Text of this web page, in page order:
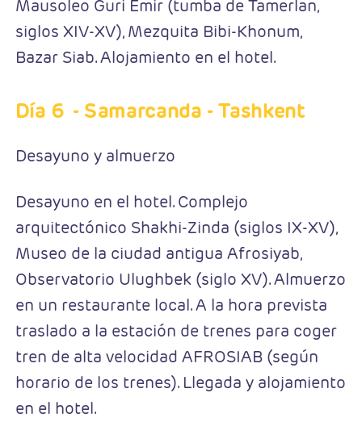
Mausoleo Guri Emir (tumba de Tamerlan,
siglos XIV-XV), Mezquita Bibi-Khonum,
Bazar Siab. Alojamiento en el hotel.
Día 6 - Samarcanda - Tashkent
Desayuno y almuerzo
Desayuno en el hotel. Complejo
arquitectónico Shakhi-Zinda (siglos IX-XV),
Museo de la ciudad antigua Afrosiyab,
Observatorio Ulughbek (siglo XV). Almuerzo
en un restaurante local. A la hora prevista
traslado a la estación de trenes para coger
tren de alta velocidad AFROSIAB (según
horario de los trenes). Llegada y alojamiento
en el hotel.